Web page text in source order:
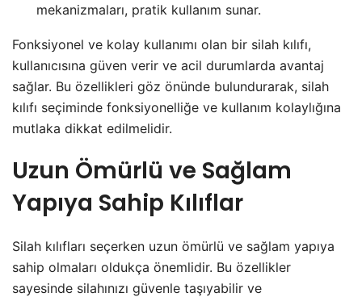
mekanizmaları, pratik kullanım sunar.
Fonksiyonel ve kolay kullanımı olan bir silah kılıfı,
kullanıcısına güven verir ve acil durumlarda avantaj
sağlar. Bu özellikleri göz önünde bulundurarak, silah
kılıfı seçiminde fonksiyonelliğe ve kullanım kolaylığına
mutlaka dikkat edilmelidir.
Uzun Ömürlü ve Sağlam
Yapıya Sahip Kılıflar
Silah kılıfları seçerken uzun ömürlü ve sağlam yapıya
sahip olmaları oldukça önemlidir. Bu özellikler
sayesinde silahınızı güvenle taşıyabilir ve